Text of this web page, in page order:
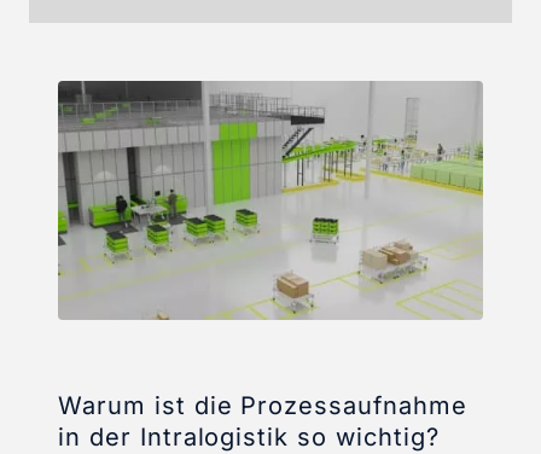
Warum ist die Prozessaufnahme
in der Intralogistik so wichtig?